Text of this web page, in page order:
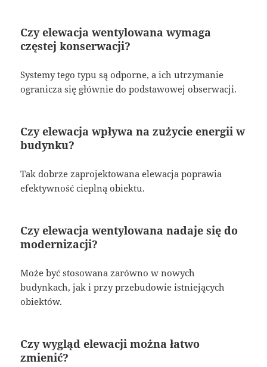
Czy elewacja wentylowana wymaga
częstej konserwacji?
Systemy tego typu są odporne, a ich utrzymanie
ogranicza się głównie do podstawowej obserwacji.
Czy elewacja wpływa na zużycie energii w
budynku?
Tak dobrze zaprojektowana elewacja poprawia
efektywność cieplną obiektu.
Czy elewacja wentylowana nadaje się do
modernizacji?
Może być stosowana zarówno w nowych
budynkach, jak i przy przebudowie istniejących
obiektów.
Czy wygląd elewacji można łatwo
zmienić?